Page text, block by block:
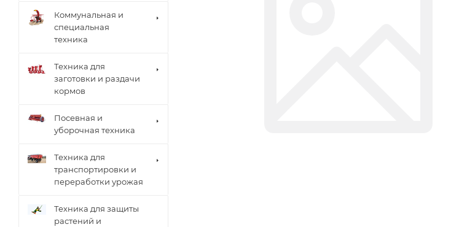
Коммунальная и
специальная
техника
Техника для
заготовки и раздачи
кормов
Посевная и
уборочная техника
Техника для
транспортировки и
переработки урожая
Техника для защиты
растений и